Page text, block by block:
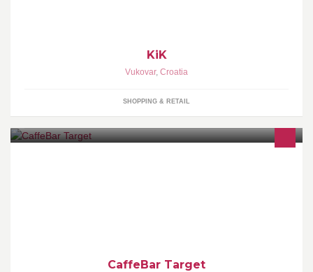
KiK
Vukovar, Croatia
SHOPPING & RETAIL
CaffeBar Target